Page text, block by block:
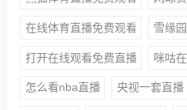
在线体育直播免费观看 雪缘
打开在线观看免费直播 咪咕
怎么看nba直播 央视一套直播